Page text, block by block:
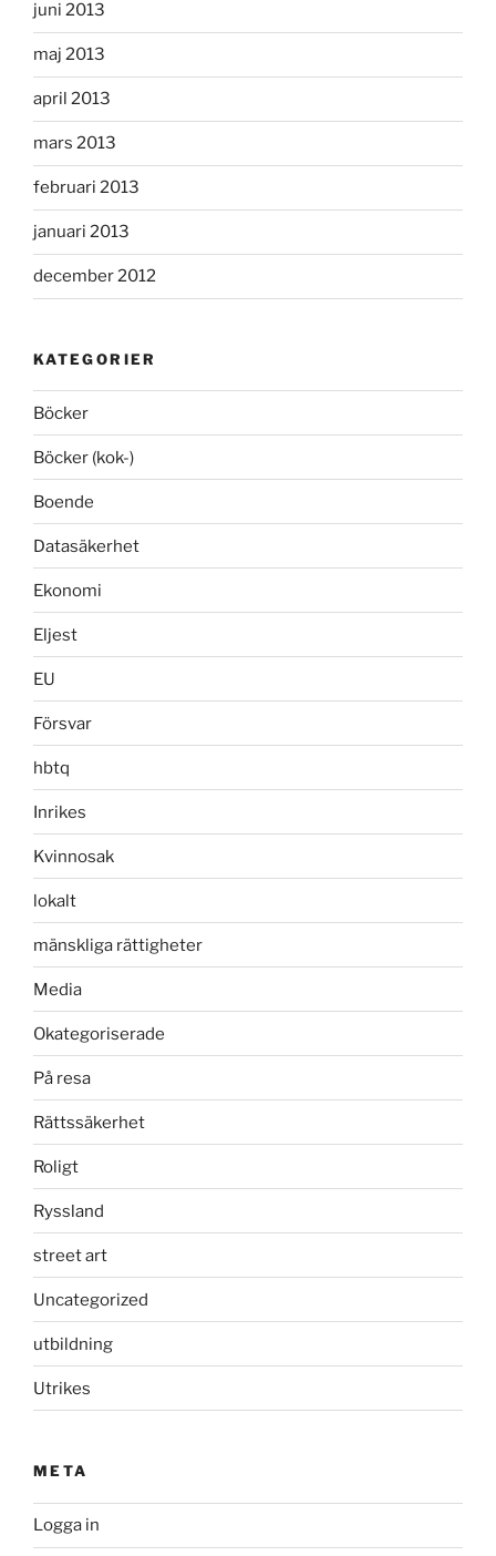
juni 2013
maj 2013
april 2013
mars 2013
februari 2013
januari 2013
december 2012
KATEGORIER
Böcker
Böcker (kok-)
Boende
Datasäkerhet
Ekonomi
Eljest
EU
Försvar
hbtq
Inrikes
Kvinnosak
lokalt
mänskliga rättigheter
Media
Okategoriserade
På resa
Rättssäkerhet
Roligt
Ryssland
street art
Uncategorized
utbildning
Utrikes
META
Logga in